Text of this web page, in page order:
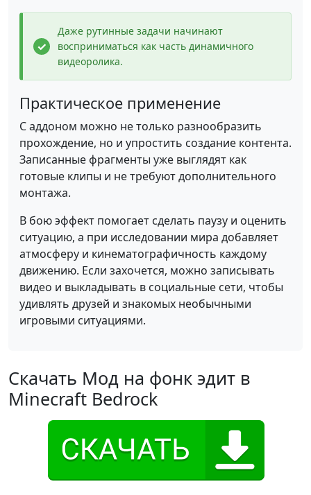
Даже рутинные задачи начинают
восприниматься как часть динамичного
видеоролика.
Практическое применение
С аддоном можно не только разнообразить
прохождение, но и упростить создание контента.
Записанные фрагменты уже выглядят как
готовые клипы и не требуют дополнительного
монтажа.
В бою эффект помогает сделать паузу и оценить
ситуацию, а при исследовании мира добавляет
атмосферу и кинематографичность каждому
движению. Если захочется, можно записывать
видео и выкладывать в социальные сети, чтобы
удивлять друзей и знакомых необычными
игровыми ситуациями.
Скачать Мод на фонк эдит в
Minecraft Bedrock